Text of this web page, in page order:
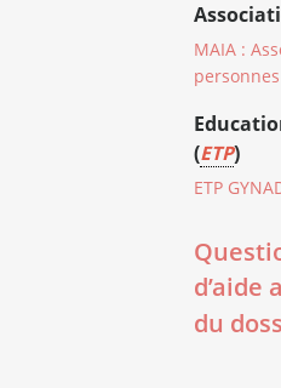
MAIA :
(ETP)
ETP
d’aide
du